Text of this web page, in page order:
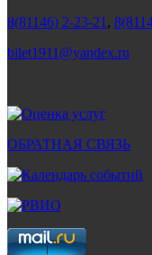
8(81146) 2-23-21 ,
bilet1911@yandex.ru
ОБРАТНАЯ СВЯЗЬ